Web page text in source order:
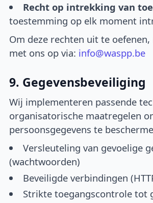
Recht op intrekking van
toestemming op elk moment
Om deze rechten uit te
met ons op via: info@waspp.be
9. Gegevensbeveiliging
Wij implementeren passende
organisatorische maatregelen
persoonsgegevens te
Versleuteling van gevoelige
(wachtwoorden)
Beveiligde verbindingen
Strikte toegangscontrole tot